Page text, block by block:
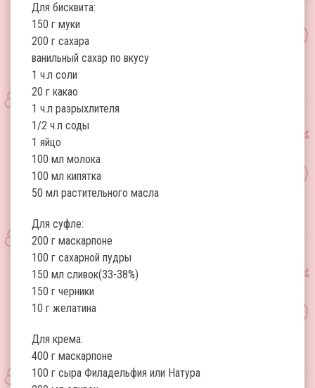
Для бисквита:
150 г муки
200 г сахара
ванильный сахар по вкусу
1 ч.л соли
20 г какао
1 ч.л разрыхлителя
1/2 ч.л соды
1 яйцо
100 мл молока
100 мл кипятка
50 мл растительного масла
Для суфле:
200 г маскарпоне
100 г сахарной пудры
150 мл сливок(33-38%)
150 г черники
10 г желатина
Для крема:
400 г маскарпоне
100 г сыра Филадельфия или Натура